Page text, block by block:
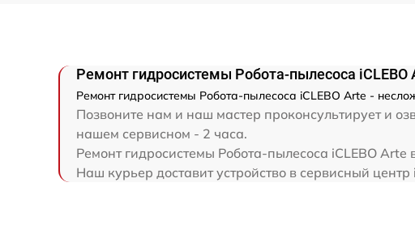
Ремонт гидросистемы Робота-пылесоса iCLEBO
Ремонт гидросистемы Робота-пылесоса iCLEBO Arte -
Позвоните нам и наш мастер проконсультирует и
нашем сервисном - 2 часа.
Ремонт гидросистемы Робота-пылесоса iCLEBO
Наш курьер доставит устройство в сервисный центр